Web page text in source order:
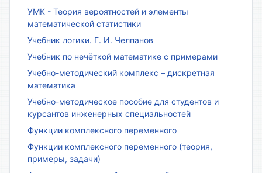
УМК - Теория вероятностей и элементы
математической статистики
Учебник логики. Г. И. Челпанов
Учебник по нечёткой математике с примерами
Учебно-методический комплекс – дискретная
математика
Учебно-методическое пособие для студентов и
курсантов инженерных специальностей
Функции комплексного переменного
Функции комплексного переменного (теория,
примеры, задачи)